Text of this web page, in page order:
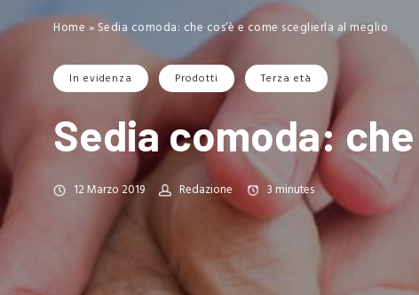
Home » Sedia comoda: che cos’è e come sceglierla al meglio
In evidenza Prodotti Terza età
Sedia comoda:
12 Marzo 2019 Redazione 3minutes